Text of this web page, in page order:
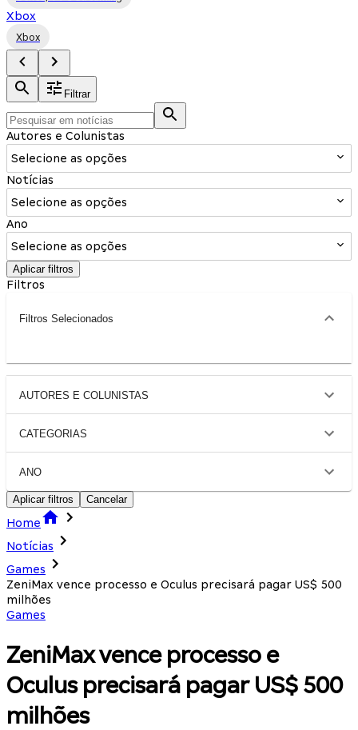
Xbox
Xbox
Filtrar
Autores e Colunistas
Selecione as opções
Notícias
Selecione as opções
Ano
Selecione as opções
Aplicar filtros
Filtros
Filtros Selecionados
AUTORES E COLUNISTAS
CATEGORIAS
ANO
Aplicar filtros Cancelar
Home
Notícias
Games
ZeniMax vence processo e Oculus precisará pagar US$ 500
milhões
Games
ZeniMax vence processo e
Oculus precisará pagar US$ 500
milhões